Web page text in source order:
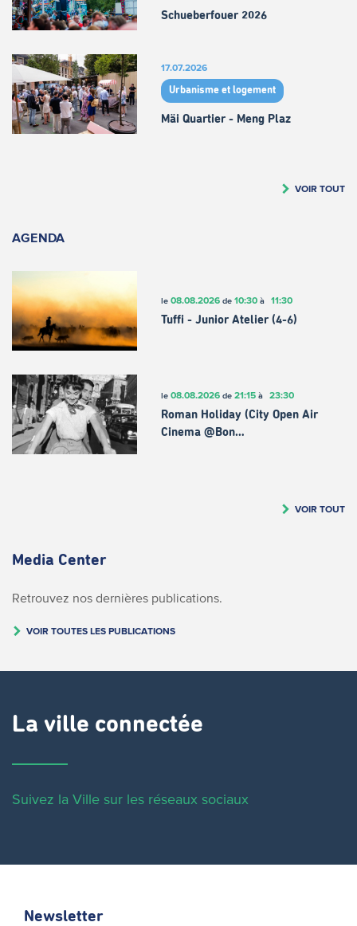
Schueberfouer 2026
17.07.2026
Urbanisme et logement
Mäi Quartier - Meng Plaz
VOIR TOUT
AGENDA
le 08.08.2026de 10:30à 11:30
Tuffi - Junior Atelier (4-6)
le 08.08.2026de 21:15à 23:30
Roman Holiday (City Open Air
Cinema @Bon…
VOIR TOUT
Media Center
Retrouvez nos dernières publications.
VOIR TOUTES LES PUBLICATIONS
La ville connectée
Suivez la Ville sur les réseaux sociaux
Newsletter